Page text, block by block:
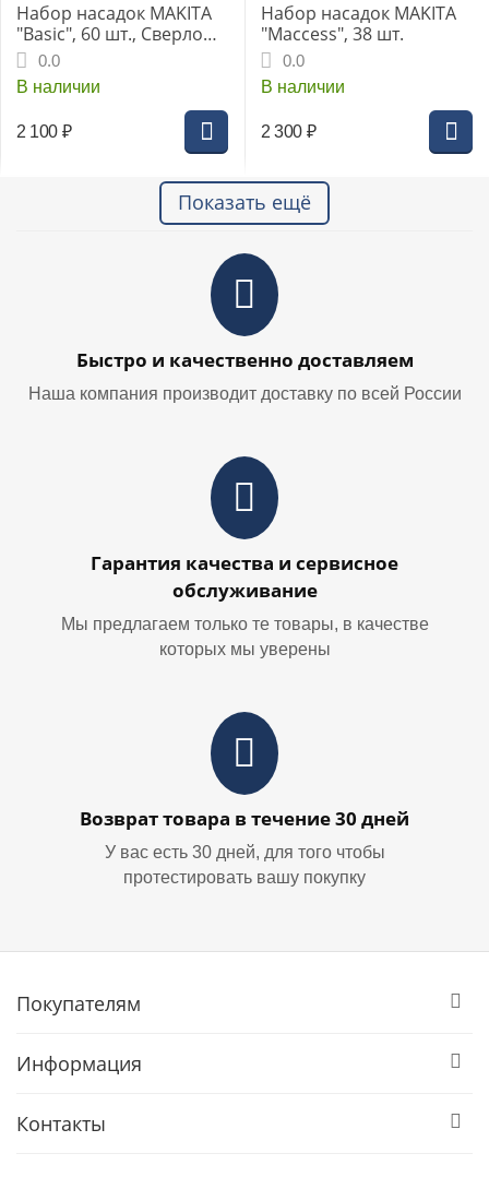
Набор насадок MAKITA
"Basic", 60 шт., Сверло
по металлу HSS-TIN, 7
шт. Сверла по кирпичу и
камню, 5 шт. Сверло
спиральное по дереву, 6
шт. Биты 25 мм
0.0
В наличии
2 100 ₽
Набор насадок MAKITA
"Maccess", 38 шт.
0.0
В наличии
2 300 ₽
Показать ещё
Быстро и качественно доставляем
Наша компания производит доставку по всей России
Гарантия качества и сервисное
обслуживание
Мы предлагаем только те товары, в качестве
которых мы уверены
Возврат товара в течение 30 дней
У вас есть 30 дней, для того чтобы
протестировать вашу покупку
Покупателям
Информация
Контакты